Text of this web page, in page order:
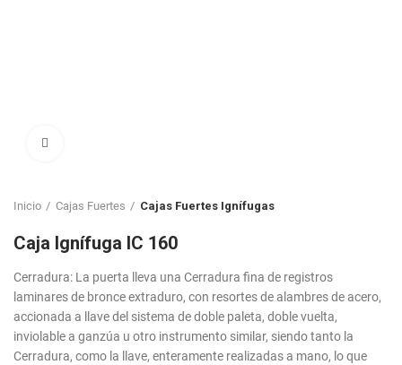
Inicio Cajas Fuertes Cajas Fuertes Ignífugas
Caja Ignífuga IC 160
Cerradura: La puerta lleva una Cerradura fina de registros
laminares de bronce extraduro, con resortes de alambres de acero,
accionada a llave del sistema de doble paleta, doble vuelta,
inviolable a ganzúa u otro instrumento similar, siendo tanto la
Cerradura, como la llave, enteramente realizadas a mano, lo que